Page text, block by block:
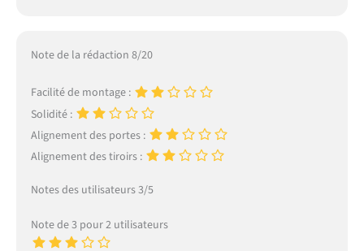
Note de la rédaction 8/20
Facilité de montage :
Solidité :
Alignement des portes :
Alignement des tiroirs :
Notes des utilisateurs 3/5
Note de 3 pour 2 utilisateurs